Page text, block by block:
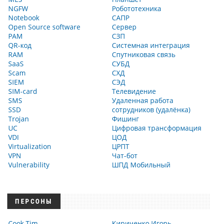
NGFW
Notebook
Open Source software
PAM
QR-код
RAM
SaaS
Scam
SIEM
SIM-card
SMS
SSD
Trojan
UC
VDI
Virtualization
VPN
Vulnerability
Робототехника
САПР
Сервер
СЗП
Системная интеграция
Спутниковая связь
СУБД
СХД
СЭД
Телевидение
Удаленная работа
сотрудников (удалёнка)
Фишинг
Цифровая трансформация
ЦОД
ЦРПТ
Чат-бот
ШПД Мобильный
ПЕРСОНЫ